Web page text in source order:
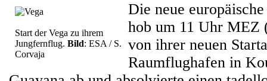
Start der Vega zu ihrem
Jungfernflug. Bild: ESA / S.
Corvaja
Die neue
hob um 11 Uhr MEZ
von ihrer neuen
Raumflughafen in